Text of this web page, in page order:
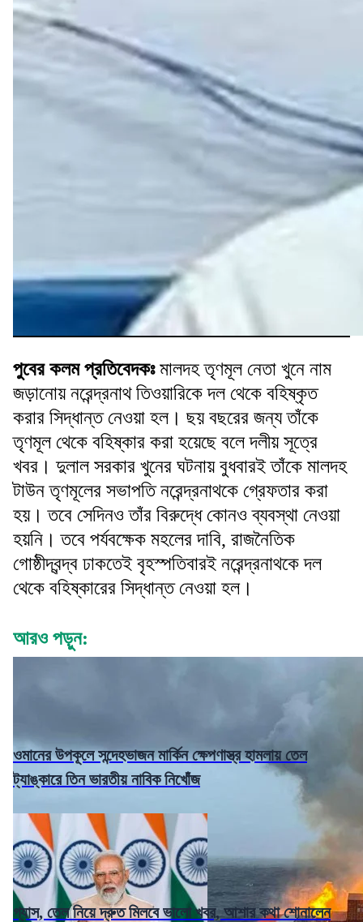
পুবের কলম প্রতিবেদকঃমালদহ তৃণমূল নেতা খুনে নাম
জড়ানোয় নরেন্দ্রনাথ তিওয়ারিকে দল থেকে বহিষ্কৃত
করার সিদ্ধান্ত নেওয়া হল। ছয় বছরের জন্য তাঁকে
তৃণমূল থেকে বহিষ্কার করা হয়েছে বলে দলীয় সূত্রে
খবর। দুলাল সরকার খুনের ঘটনায় বুধবারই তাঁকে মালদহ
টাউন তৃণমূলের সভাপতি নরেন্দ্রনাথকে গ্রেফতার করা
হয়। তবে সেদিনও তাঁর বিরুদ্ধে কোনও ব্যবস্থা নেওয়া
হয়নি। তবে পর্যবক্ষেক মহলের দাবি, রাজনৈতিক
গোষ্ঠীদ্বন্দ্ব ঢাকতেই বৃহস্পতিবারই নরেন্দ্রনাথকে দল
থেকে বহিষ্কারের সিদ্ধান্ত নেওয়া হল।
আরও পড়ুন:
ওমানের উপকূলে সন্দেহভাজন মার্কিন ক্ষেপণাস্ত্র হামলায় তেল
ট্যাঙ্কারে তিন ভারতীয় নাবিক নিখোঁজ
গ্যাস, তেল নিয়ে দ্রুত মিলবে ভালো খবর, আশার কথা শোনালেন